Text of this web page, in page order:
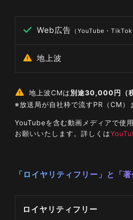
Web広告 （YouTube・
地上波
地上波CMは別途30,000円（税
※放送局が自社枠で流すPR（CM
YouTubeを含む動画メディアで使
お願いいたします。詳しくは
「ロイヤリティフリー」と「
ロイヤリティフリー